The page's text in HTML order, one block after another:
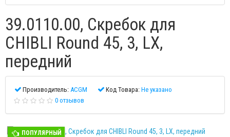
39.0110.00, Скребок для
CHIBLI Round 45, 3, LX,
передний
Производитель: ACGM Код Товара: Не указано
0 отзывов
ПОПУЛЯРНЫЙ